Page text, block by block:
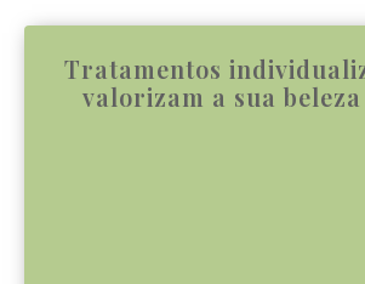
Tratamentos
valorizam a sua